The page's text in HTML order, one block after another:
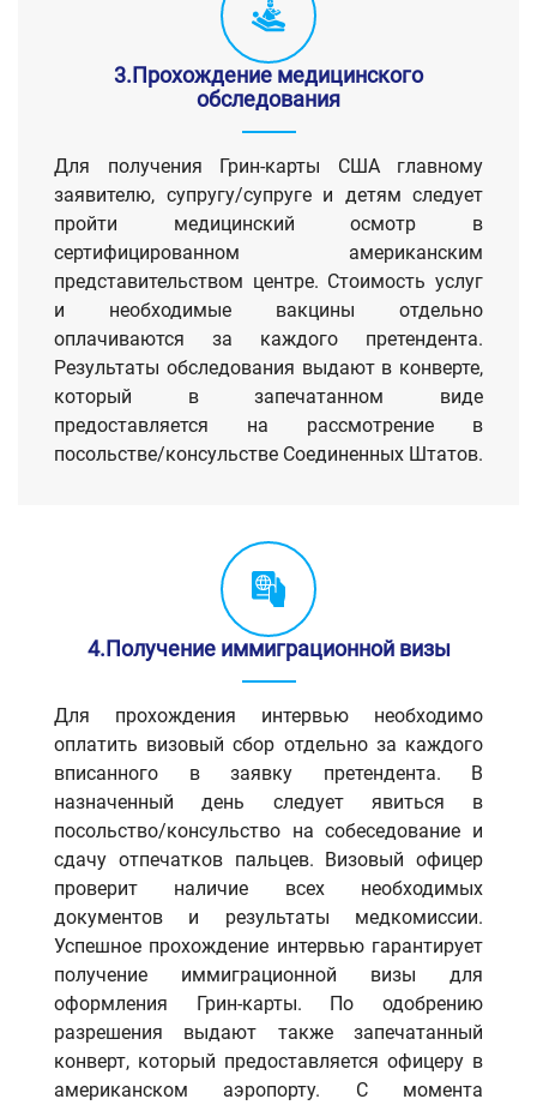
3.Прохождение медицинского
обследования
Для получения Грин-карты США главному
заявителю, супругу/супруге и детям следует
пройти медицинский осмотр в
сертифицированном американским
представительством центре. Стоимость услуг
и необходимые вакцины отдельно
оплачиваются за каждого претендента.
Результаты обследования выдают в конверте,
который в запечатанном виде
предоставляется на рассмотрение в
посольстве/консульстве Соединенных Штатов.
4.Получение иммиграционной визы
Для прохождения интервью необходимо
оплатить визовый сбор отдельно за каждого
вписанного в заявку претендента. В
назначенный день следует явиться в
посольство/консульство на собеседование и
сдачу отпечатков пальцев. Визовый офицер
проверит наличие всех необходимых
документов и результаты медкомиссии.
Успешное прохождение интервью гарантирует
получение иммиграционной визы для
оформления Грин-карты. По одобрению
разрешения выдают также запечатанный
конверт, который предоставляется офицеру в
американском аэропорту. С момента